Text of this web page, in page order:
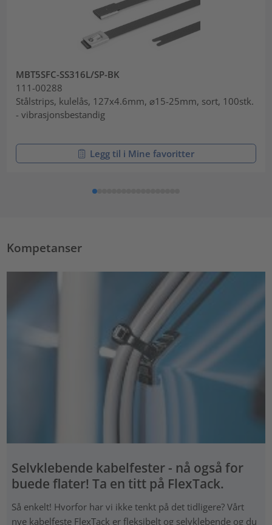
MBT5SFC-SS316L/SP-BK
111-00288
Stålstrips, kulelås, 127x4.6mm, ⌀15-25mm, sort, 100stk.
- vibrasjonsbestandig
Legg til i Mine favoritter
Kompetanser
Selvklebende kabelfester - nå også for
buede flater! Ta en titt på FlexTack.
Så enkelt! Hvorfor har vi ikke tenkt på det tidligere? Vårt
nye kabelfeste FlexTack er fleksibelt og selvklebende og du